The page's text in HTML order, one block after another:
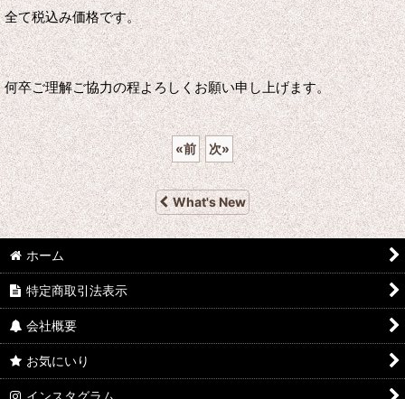
全て税込み価格です。
何卒ご理解ご協力の程よろしくお願い申し上げます。
«前 次»
What's New
ホーム
特定商取引法表示
会社概要
お気にいり
インスタグラム